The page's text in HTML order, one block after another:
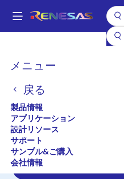
ン
Main
メニュー
戻る
製品情報
アプリケーション
設計リソース
サポート
サンプル&ご購入
会社情報
パ
く
ず
センサ
ZSSC4175
アクティブ
Automotive Resistive
Conditioner, Dual
Type Input, QM-Only